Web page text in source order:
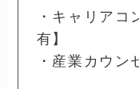
・キャリアコ
有】
・産業カウン